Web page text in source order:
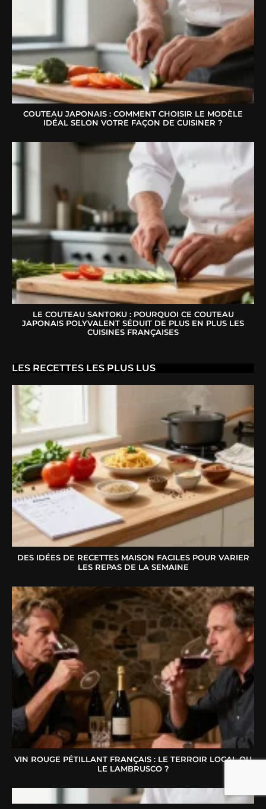
COUTEAU JAPONAIS : COMMENT CHOISIR LE MODÈLE
IDÉAL SELON VOTRE FAÇON DE CUISINER ?
LE COUTEAU SANTOKU : POURQUOI CE COUTEAU
JAPONAIS POLYVALENT SÉDUIT DE PLUS EN PLUS LES
CUISINES FRANÇAISES
LES RECETTES LES PLUS LUS
DES IDÉES DE RECETTES MAISON FACILES POUR VARIER
LES REPAS DE LA SEMAINE
VIN ROUGE PÉTILLANT FRANÇAIS : LE TERROIR LOCAL OU
LE LAMBRUSCO ?